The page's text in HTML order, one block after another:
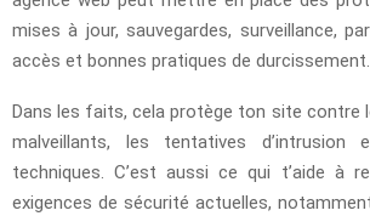
mises à jour, sauvegardes, surveillance,
accès et bonnes pratiques de durcissement.
Dans les faits, cela protège ton site contre
malveillants, les tentatives d’intrusion
techniques. C’est aussi ce qui t’aide à
exigences de sécurité actuelles,